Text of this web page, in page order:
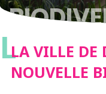
LLA VILLE DE
NOUVELLE